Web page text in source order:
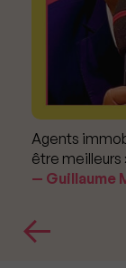
Agents
être meilleurs
Guillaume